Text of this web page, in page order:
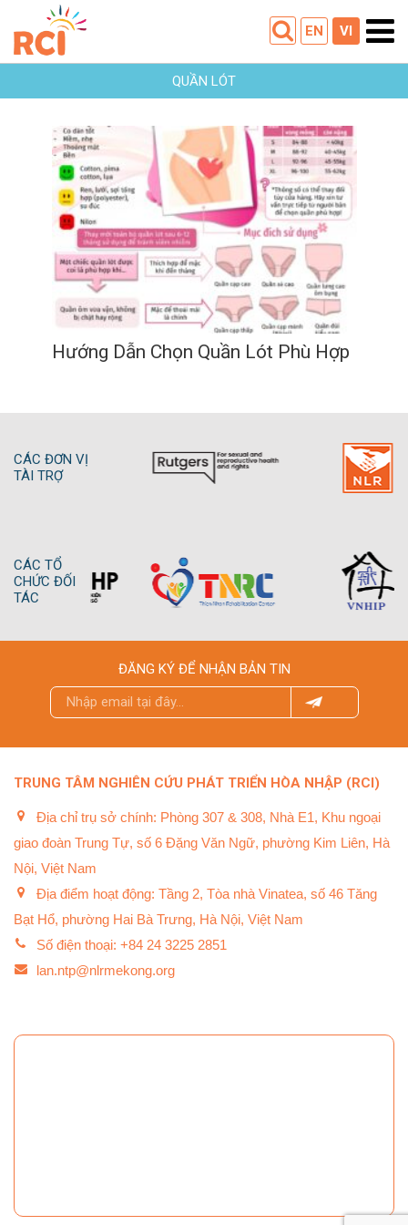
EN VI
QUẦN LÓT
Hướng Dẫn Chọn Quần Lót Phù Hợp
Hướng Dẫn Chọn Quần Lót Phù
Hợp
03 02 2023
CÁC ĐƠN VỊ
TÀI TRỢ
CÁC TỔ
CHỨC ĐỐI
TÁC
ĐĂNG KÝ ĐỂ NHẬN BẢN TIN
TRUNG TÂM NGHIÊN CỨU PHÁT TRIỂN HÒA NHẬP (RCI)
Địa chỉ trụ sở chính: Phòng 307 & 308, Nhà E1, Khu ngoại
giao đoàn Trung Tự, số 6 Đặng Văn Ngữ, phường Kim Liên, Hà
Nội, Việt Nam
Địa điểm hoạt động: Tầng 2, Tòa nhà Vinatea, số 46 Tăng
Bạt Hổ, phường Hai Bà Trưng, Hà Nội, Việt Nam
Số điện thoại: +84 24 3225 2851
lan.ntp@nlrmekong.org